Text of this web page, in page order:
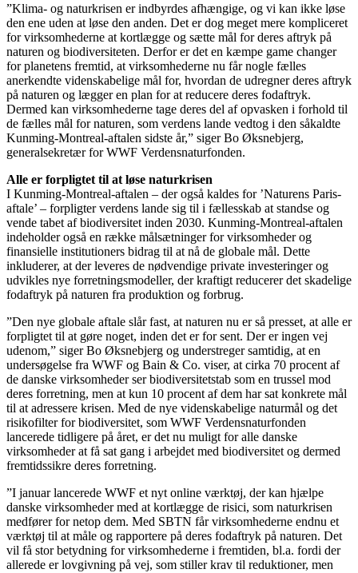
”Klima- og naturkrisen er indbyrdes afhængige, og vi kan ikke løse
den ene uden at løse den anden. Det er dog meget mere kompliceret
for virksomhederne at kortlægge og sætte mål for deres aftryk på
naturen og biodiversiteten. Derfor er det en kæmpe game changer
for planetens fremtid, at virksomhederne nu får nogle fælles
anerkendte videnskabelige mål for, hvordan de udregner deres aftryk
på naturen og lægger en plan for at reducere deres fodaftryk.
Dermed kan virksomhederne tage deres del af opvasken i forhold til
de fælles mål for naturen, som verdens lande vedtog i den såkaldte
Kunming-Montreal-aftalen sidste år,” siger Bo Øksnebjerg,
generalsekretær for WWF Verdensnaturfonden.
Alle er forpligtet til at løse naturkrisen
I Kunming-Montreal-aftalen – der også kaldes for ’Naturens Paris-
aftale’ – forpligter verdens lande sig til i fællesskab at standse og
vende tabet af biodiversitet inden 2030. Kunming-Montreal-aftalen
indeholder også en række målsætninger for virksomheder og
finansielle institutioners bidrag til at nå de globale mål. Dette
inkluderer, at der leveres de nødvendige private investeringer og
udvikles nye forretningsmodeller, der kraftigt reducerer det skadelige
fodaftryk på naturen fra produktion og forbrug.
”Den nye globale aftale slår fast, at naturen nu er så presset, at alle er
forpligtet til at gøre noget, inden det er for sent. Der er ingen vej
udenom,” siger Bo Øksnebjerg og understreger samtidig, at en
undersøgelse fra WWF og Bain & Co. viser, at cirka 70 procent af
de danske virksomheder ser biodiversitetstab som en trussel mod
deres forretning, men at kun 10 procent af dem har sat konkrete mål
til at adressere krisen. Med de nye videnskabelige naturmål og det
risikofilter for biodiversitet, som WWF Verdensnaturfonden
lancerede tidligere på året, er det nu muligt for alle danske
virksomheder at få sat gang i arbejdet med biodiversitet og dermed
fremtidssikre deres forretning.
”I januar lancerede WWF et nyt online værktøj, der kan hjælpe
danske virksomheder med at kortlægge de risici, som naturkrisen
medfører for netop dem. Med SBTN får virksomhederne endnu et
værktøj til at måle og rapportere på deres fodaftryk på naturen. Det
vil få stor betydning for virksomhederne i fremtiden, bl.a. fordi der
allerede er lovgivning på vej, som stiller krav til reduktioner, men